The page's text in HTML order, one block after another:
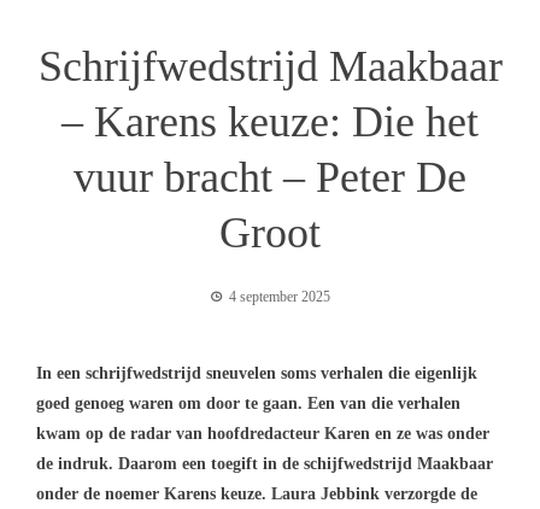
Schrijfwedstrijd Maakbaar
– Karens keuze: Die het
vuur bracht – Peter De
Groot
4 september 2025
In een schrijfwedstrijd sneuvelen soms verhalen die eigenlijk
goed genoeg waren om door te gaan. Een van die verhalen
kwam op de radar van hoofdredacteur Karen en ze was onder
de indruk. Daarom een toegift in de schijfwedstrijd Maakbaar
onder de noemer Karens keuze. Laura Jebbink verzorgde de